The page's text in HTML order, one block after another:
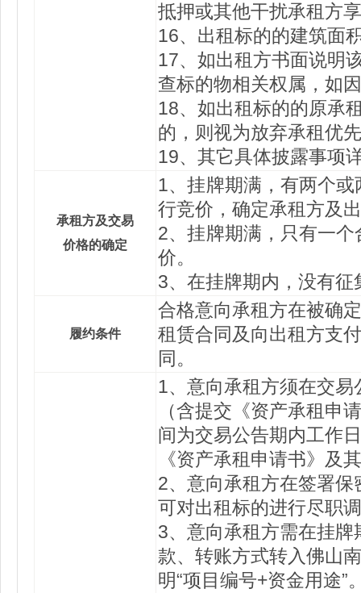
抵押或其他干扰承租方
16、出租标的的建筑面
17、如出租方书面说明
查标的物相关权属，如
18、如出租标的的原承
的，则视为放弃承租优
19、其它具体披露事项
承租方及交易
价格的确定
1、挂牌期满，有两个
行竞价，确定承租方及
2、挂牌期满，只有一
价。
3、在挂牌期内，没有
履约条件
合格意向承租方在被确
租赁合同及向出租方支
同。
1、意向承租方须在交
（含提交《资产承租申
间为交易公告期内工作
《资产承租申请书》及
2、意向承租方在签署
可对出租标的进行尽职
3、意向承租方需在挂
款、转账方式转入佛山
明“项目编号+资金用途